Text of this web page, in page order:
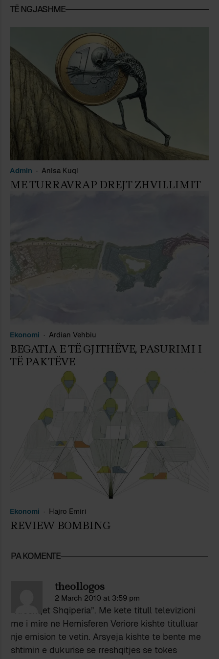
TË NGJASHME
Admin Anisa Kuqi
ME TURRAVRAP DREJT ZHVILLIMIT
Ekonomi Ardian Vehbiu
BEGATIA E TË GJITHËVE, PASURIMI I
TË PAKTËVE
Ekonomi Hajro Emiri
REVIEW BOMBING
PA KOMENTE
theollogos
2 March 2010 at 3:59 pm
“Rreshqet Shqiperia”. Me kete titull televizioni
me i mire ne Hemisferen Veriore kishte titulluar
nje emision te vetin. Arsyeja kishte te bente me
shtimin e dukurise se rreshqitjes se tokes